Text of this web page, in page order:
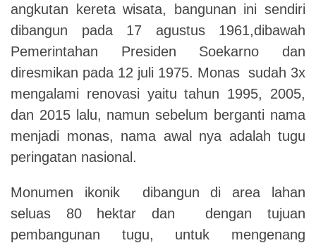
angkutan kereta wisata, bangunan ini sendiri
dibangun pada 17 agustus 1961,dibawah
Pemerintahan Presiden Soekarno dan
diresmikan pada 12 juli 1975. Monas sudah 3x
mengalami renovasi yaitu tahun 1995, 2005,
dan 2015 lalu, namun sebelum berganti nama
menjadi monas, nama awal nya adalah tugu
peringatan nasional.
Monumen ikonik dibangun di area lahan
seluas 80 hektar dan dengan tujuan
pembangunan tugu, untuk mengenang